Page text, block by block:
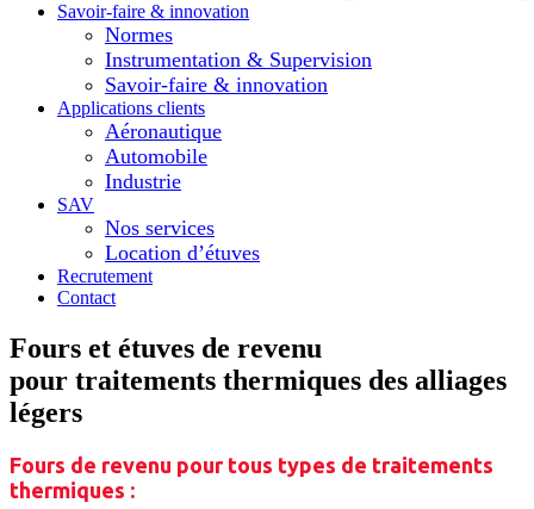
Savoir-faire & innovation
Normes
Instrumentation & Supervision
Savoir-faire & innovation
Applications clients
Aéronautique
Automobile
Industrie
SAV
Nos services
Location d’étuves
Recrutement
Contact
Fours et étuves de revenu
pour traitements thermiques des alliages
légers
Fours de revenu pour tous types de traitements
thermiques :